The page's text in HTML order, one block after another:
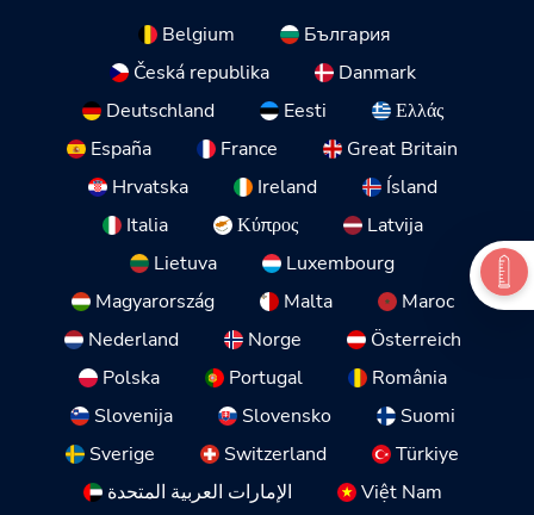
Belgium
България
Česká republika
Danmark
Deutschland
Eesti
Ελλάς
España
France
Great Britain
Hrvatska
Ireland
Ísland
Italia
Κύπρος
Latvija
Lietuva
Luxembourg
Magyarország
Malta
Maroc
Nederland
Norge
Österreich
Polska
Portugal
România
Slovenija
Slovensko
Suomi
Sverige
Switzerland
Türkiye
الإمارات العربية المتحدة
Việt Nam